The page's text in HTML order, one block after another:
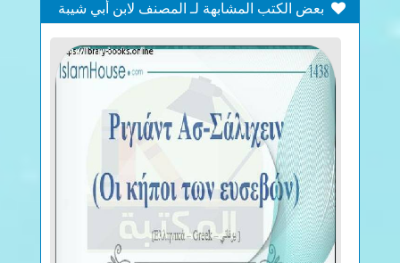
بعض الكتب المشابهة لـ المصنف لابن أبي شيبة
المجلد الرابع والعشرون ( الفهارس 3: تابع أطرف
الأحاديث والآثار )